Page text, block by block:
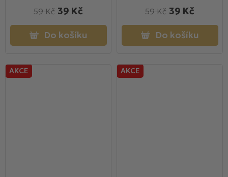
39 Kč
59 Kč
Do košíku
39 Kč
59 Kč
Do košíku
AKCE AKCE